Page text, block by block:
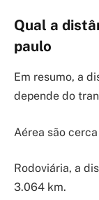
Qual a
paulo
Em resumo, a
depende do
Aérea são
Rodoviária, a
3.064 km.